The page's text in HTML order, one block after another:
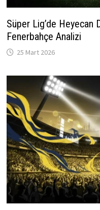
Süper Lig’de Heyecan
Fenerbahçe Analizi
25 Mart 2026